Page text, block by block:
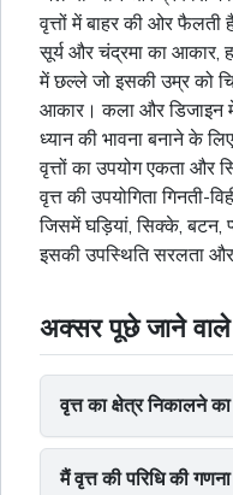
वृत्तों में बाहर की ओर
सूर्य और चंद्रमा का आकार,
मेंछल्लेजो इसकी उम्र को
आकार। कला और डिजाइन
ध्यान की भावना बनाने के
वृत्तों का उपयोग एकता और
वृत्त की उपयोगिता गिनती-
जिसमें घड़ियां, सिक्के, बटन,
इसकी उपस्थिति सरलता
अक्सर पूछे जाने
वृत्त का क्षेत्र निकालने
मैं वृत्त की परिधि की